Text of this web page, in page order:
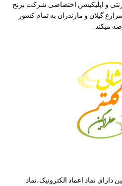
و اپلیکیشن اختصاصی شرکت برنج
گیلان و مازندران به تمام کشور
میکند .
نماد اعماد الکترونیک،نماد